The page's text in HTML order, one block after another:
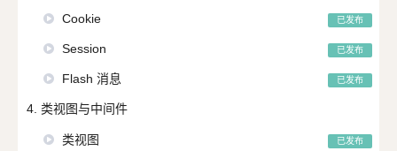
Cookie 已发布
Session 已发布
Flash 消息 已发布
4. 类视图与中间件
类视图 已发布